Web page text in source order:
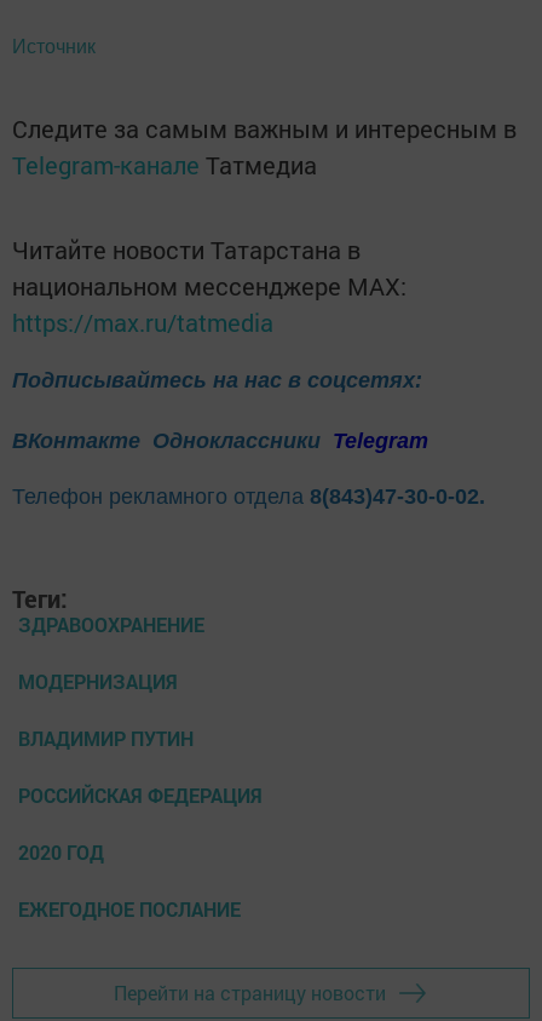
Источник
Следите за самым важным и интересным в
Telegram-канале Татмедиа
Читайте новости Татарстана в
национальном мессенджере MАХ:
https://max.ru/tatmedia
Подписывайтесь на нас в соцсетях:
ВКонтакте Одноклассники Telegram
Телефон рекламного отдела 8(843)47-30-0-02.
Теги:
ЗДРАВООХРАНЕНИЕ
МОДЕРНИЗАЦИЯ
ВЛАДИМИР ПУТИН
РОССИЙСКАЯ ФЕДЕРАЦИЯ
2020 ГОД
ЕЖЕГОДНОЕ ПОСЛАНИЕ
Перейти на страницу новости